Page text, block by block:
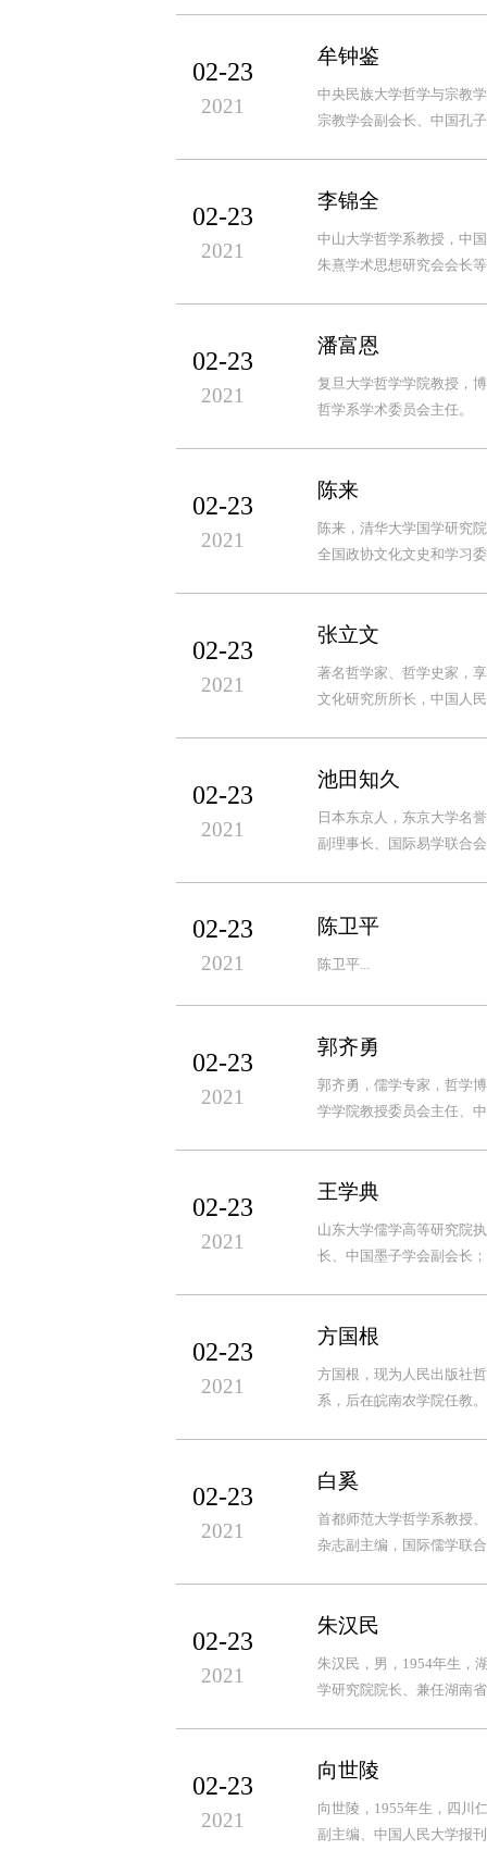
02-23
2021
牟钟鉴
中央民族大学哲学与宗教
宗教学会副会长、中国孔
02-23
2021
李锦全
中山大学哲学系教授，中
朱熹学术思想研究会会长
02-23
2021
潘富恩
复旦大学哲学学院教授，
哲学系学术委员会主任。
02-23
2021
陈来
陈来，清华大学国学研究
全国政协文化文史和学习
02-23
2021
张立文
著名哲学家、哲学史家，
文化研究所所长，中国人
02-23
2021
池田知久
日本东京人，东京大学名
副理事长、国际易学联合
02-23
2021
陈卫平
陈卫平...
02-23
2021
郭齐勇
郭齐勇，儒学专家，哲学
学学院教授委员会主任、
02-23
2021
王学典
山东大学儒学高等研究院
长、中国墨子学会副会长
02-23
2021
方国根
方国根，现为人民出版社
系，后在皖南农学院任教
02-23
2021
白奚
首都师范大学哲学系教授
杂志副主编，国际儒学联
02-23
2021
朱汉民
朱汉民，男，1954年生，
学研究院院长、兼任湖南
02-23
2021
向世陵
向世陵，1955年生，四川
副主编、中国人民大学报